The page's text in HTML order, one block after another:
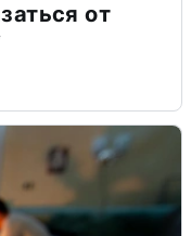
от